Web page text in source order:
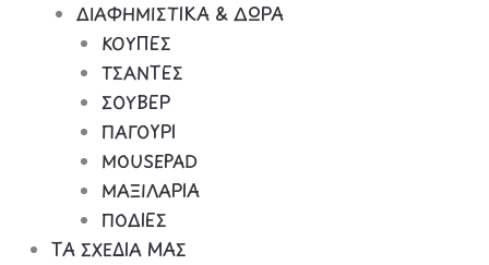
ΔΙΑΦΗΜΙΣΤΙΚΑ & ΔΩΡΑ
ΚΟΥΠΕΣ
ΤΣΑΝΤΕΣ
ΣΟΥΒΕΡ
ΠΑΓΟΥΡΙ
MOUSEPAD
ΜΑΞΙΛΑΡΙΑ
ΠΟΔΙΕΣ
ΤΑ ΣΧΕΔΙΑ ΜΑΣ